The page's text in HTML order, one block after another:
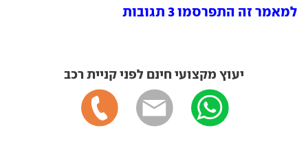
למאמר זה התפרסמו 3 תגובות
יעוץ מקצועי חינם לפני קניית רכב